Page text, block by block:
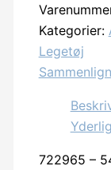
Papa
Smurf
25cm
antal
Kategorier:
Legetøj
Sammenlign
722965 –